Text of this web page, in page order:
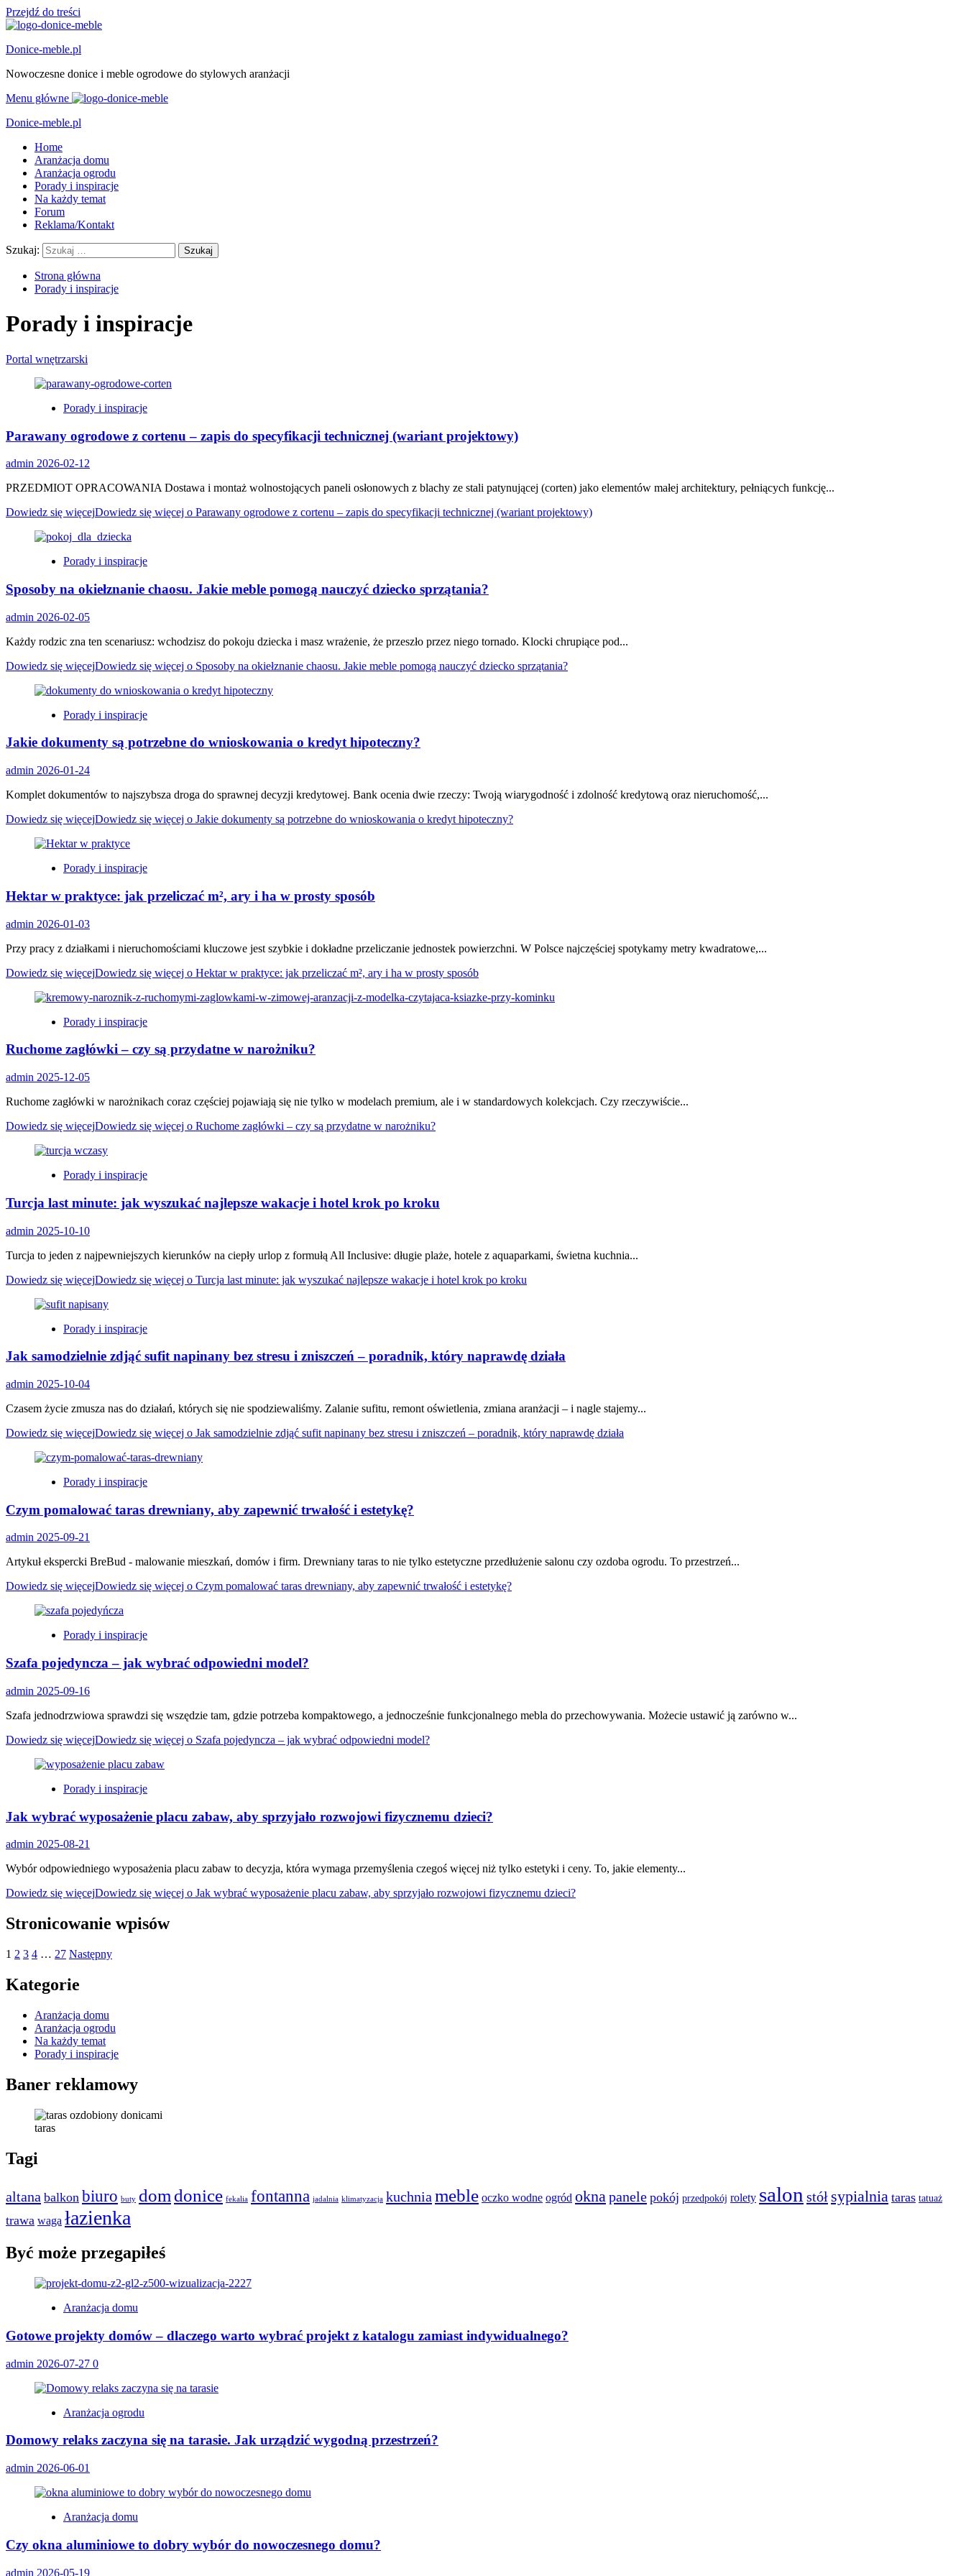
Przejdź do treści
Donice-meble.pl
Nowoczesne donice i meble ogrodowe do stylowych aranżacji
Menu główne
Donice-meble.pl
Home
Aranżacja domu
Aranżacja ogrodu
Porady i inspiracje
Na każdy temat
Forum
Reklama/Kontakt
Szukaj:
Strona główna
Porady i inspiracje
Porady i inspiracje
Portal wnętrzarski
Porady i inspiracje
Parawany ogrodowe z cortenu – zapis do specyfikacji technicznej (wariant projektowy)
admin 2026-02-12
PRZEDMIOT OPRACOWANIA Dostawa i montaż wolnostojących paneli osłonowych z blachy ze stali patynującej (corten) jako elementów małej architektury, pełniących funkcję...
Dowiedz się więcejDowiedz się więcej o Parawany ogrodowe z cortenu – zapis do specyfikacji technicznej (wariant projektowy)
Porady i inspiracje
Sposoby na okiełznanie chaosu. Jakie meble pomogą nauczyć dziecko sprzątania?
admin 2026-02-05
Każdy rodzic zna ten scenariusz: wchodzisz do pokoju dziecka i masz wrażenie, że przeszło przez niego tornado. Klocki chrupiące pod...
Dowiedz się więcejDowiedz się więcej o Sposoby na okiełznanie chaosu. Jakie meble pomogą nauczyć dziecko sprzątania?
Porady i inspiracje
Jakie dokumenty są potrzebne do wnioskowania o kredyt hipoteczny?
admin 2026-01-24
Komplet dokumentów to najszybsza droga do sprawnej decyzji kredytowej. Bank ocenia dwie rzeczy: Twoją wiarygodność i zdolność kredytową oraz nieruchomość,...
Dowiedz się więcejDowiedz się więcej o Jakie dokumenty są potrzebne do wnioskowania o kredyt hipoteczny?
Porady i inspiracje
Hektar w praktyce: jak przeliczać m², ary i ha w prosty sposób
admin 2026-01-03
Przy pracy z działkami i nieruchomościami kluczowe jest szybkie i dokładne przeliczanie jednostek powierzchni. W Polsce najczęściej spotykamy metry kwadratowe,...
Dowiedz się więcejDowiedz się więcej o Hektar w praktyce: jak przeliczać m², ary i ha w prosty sposób
Porady i inspiracje
Ruchome zagłówki – czy są przydatne w narożniku?
admin 2025-12-05
Ruchome zagłówki w narożnikach coraz częściej pojawiają się nie tylko w modelach premium, ale i w standardowych kolekcjach. Czy rzeczywiście...
Dowiedz się więcejDowiedz się więcej o Ruchome zagłówki – czy są przydatne w narożniku?
Porady i inspiracje
Turcja last minute: jak wyszukać najlepsze wakacje i hotel krok po kroku
admin 2025-10-10
Turcja to jeden z najpewniejszych kierunków na ciepły urlop z formułą All Inclusive: długie plaże, hotele z aquaparkami, świetna kuchnia...
Dowiedz się więcejDowiedz się więcej o Turcja last minute: jak wyszukać najlepsze wakacje i hotel krok po kroku
Porady i inspiracje
Jak samodzielnie zdjąć sufit napinany bez stresu i zniszczeń – poradnik, który naprawdę działa
admin 2025-10-04
Czasem życie zmusza nas do działań, których się nie spodziewaliśmy. Zalanie sufitu, remont oświetlenia, zmiana aranżacji – i nagle stajemy...
Dowiedz się więcejDowiedz się więcej o Jak samodzielnie zdjąć sufit napinany bez stresu i zniszczeń – poradnik, który naprawdę działa
Porady i inspiracje
Czym pomalować taras drewniany, aby zapewnić trwałość i estetykę?
admin 2025-09-21
Artykuł ekspercki BreBud - malowanie mieszkań, domów i firm. Drewniany taras to nie tylko estetyczne przedłużenie salonu czy ozdoba ogrodu. To przestrzeń...
Dowiedz się więcejDowiedz się więcej o Czym pomalować taras drewniany, aby zapewnić trwałość i estetykę?
Porady i inspiracje
Szafa pojedyncza – jak wybrać odpowiedni model?
admin 2025-09-16
Szafa jednodrzwiowa sprawdzi się wszędzie tam, gdzie potrzeba kompaktowego, a jednocześnie funkcjonalnego mebla do przechowywania. Możecie ustawić ją zarówno w...
Dowiedz się więcejDowiedz się więcej o Szafa pojedyncza – jak wybrać odpowiedni model?
Porady i inspiracje
Jak wybrać wyposażenie placu zabaw, aby sprzyjało rozwojowi fizycznemu dzieci?
admin 2025-08-21
Wybór odpowiedniego wyposażenia placu zabaw to decyzja, która wymaga przemyślenia czegoś więcej niż tylko estetyki i ceny. To, jakie elementy...
Dowiedz się więcejDowiedz się więcej o Jak wybrać wyposażenie placu zabaw, aby sprzyjało rozwojowi fizycznemu dzieci?
Stronicowanie wpisów
1 2 3 4 … 27 Następny
Kategorie
Aranżacja domu
Aranżacja ogrodu
Na każdy temat
Porady i inspiracje
Baner reklamowy
taras
Tagi
altana balkon biuro buty dom donice fekalia fontanna jadalnia klimatyzacja kuchnia meble oczko wodne ogród okna panele pokój przedpokój rolety salon stół sypialnia taras tatuaż
trawa waga łazienka
Być może przegapiłeś
Aranżacja domu
Gotowe projekty domów – dlaczego warto wybrać projekt z katalogu zamiast indywidualnego?
admin 2026-07-27 0
Aranżacja ogrodu
Domowy relaks zaczyna się na tarasie. Jak urządzić wygodną przestrzeń?
admin 2026-06-01
Aranżacja domu
Czy okna aluminiowe to dobry wybór do nowoczesnego domu?
admin 2026-05-19